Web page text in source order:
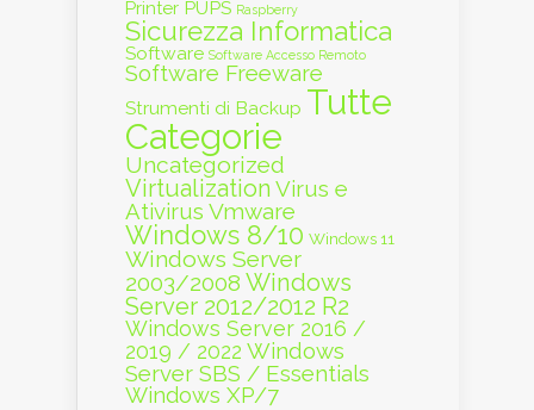
Printer PUPS Raspberry
Sicurezza Informatica
Software Software Accesso Remoto
Software Freeware
Strumenti di Backup Tutte
Categorie
Uncategorized
Virtualization Virus e
Ativirus Vmware
Windows 8/10 Windows 11
Windows Server
2003/2008 Windows
Server 2012/2012 R2
Windows Server 2016 /
2019 / 2022 Windows
Server SBS / Essentials
Windows XP/7